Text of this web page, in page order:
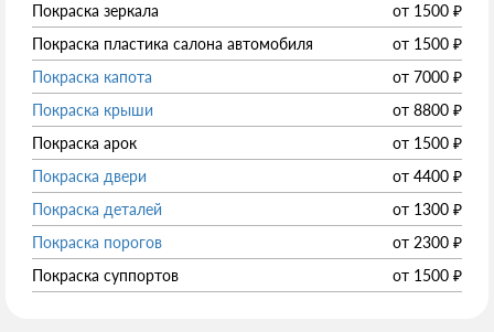
Покраска зеркала
от 1500 ₽
Покраска пластика салона автомобиля
от 1500 ₽
Покраска капота
от 7000 ₽
Покраска крыши
от 8800 ₽
Покраска арок
от 1500 ₽
Покраска двери
от 4400 ₽
Покраска деталей
от 1300 ₽
Покраска порогов
от 2300 ₽
Покраска суппортов
от 1500 ₽